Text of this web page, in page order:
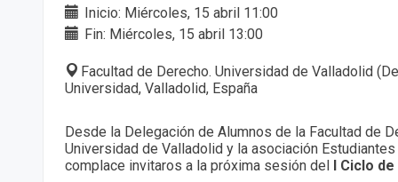
Inicio: Miércoles, 15 abril 11:00
Fin: Miércoles, 15 abril 13:00
Facultad de Derecho. Universidad de Valladolid
Universidad, Valladolid, España
Desde la Delegación de Alumnos de la Facultad de
Universidad de Valladolid y la asociación
complace invitaros a la próxima sesión del
I Ciclo